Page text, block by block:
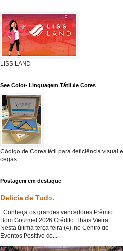
LISS LAND
See Color- Linguagem Tátil de Cores
Código de Cores tátil para deficiência visual e
cegas
Postagem em destaque
Delicia de Tudo.
Conheça os grandes vencedores Prêmio
Bom Gourmet 2026 Crédito: Thais Vieira
Nesta última terça-feira (4), no Centro de
Eventos Positivo do...